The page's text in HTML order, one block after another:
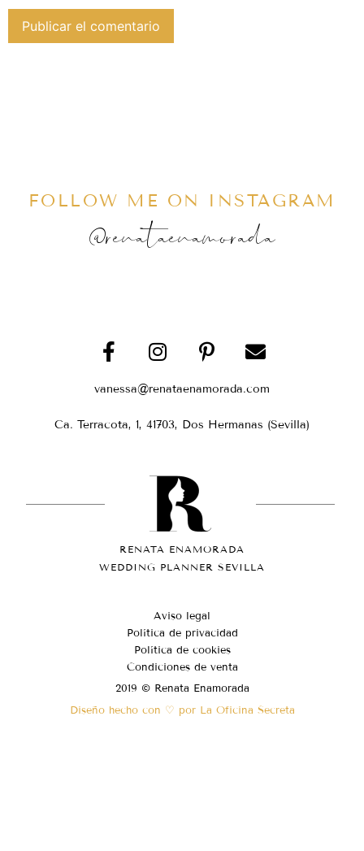
FOLLOW ME ON INSTAGRAM
@renataenamorada
vanessa@renataenamorada.com
Ca. Terracota, 1, 41703, Dos Hermanas (Sevilla)
RENATA ENAMORADA
WEDDING PLANNER SEVILLA
Aviso legal
Política de privacidad
Política de cookies
Condiciones de venta
2019 © Renata Enamorada
Diseño hecho con ♡ por La Oficina Secreta